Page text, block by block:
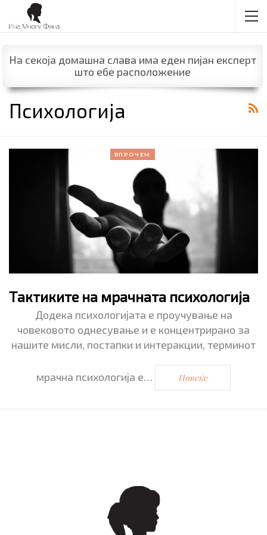
На секоја домашна слава има еден пијан експерт
што ебе расположение
Психологија
ВПРОЧЕМ
Тактиките на мрачната психологија
Додека психологијата е проучување на
човековото однесување и е концентрирано за
нашите мисли, постапки и интеракции, терминот
мрачна психологија е… Повеќе